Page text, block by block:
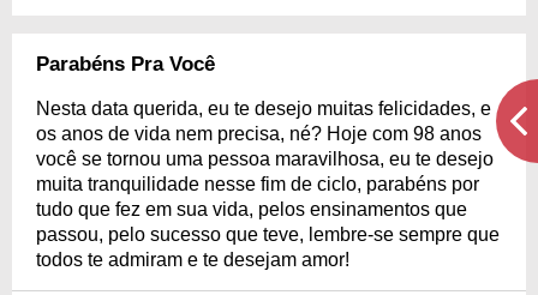
Parabéns Pra Você
Nesta data querida, eu te desejo muitas felicidades, e
os anos de vida nem precisa, né? Hoje com 98 anos
você se tornou uma pessoa maravilhosa, eu te desejo
muita tranquilidade nesse fim de ciclo, parabéns por
tudo que fez em sua vida, pelos ensinamentos que
passou, pelo sucesso que teve, lembre-se sempre que
todos te admiram e te desejam amor!